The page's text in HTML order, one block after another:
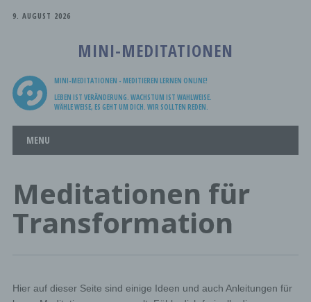
9. AUGUST 2026
MINI-MEDITATIONEN
MINI-MEDITATIONEN - MEDITIEREN LERNEN ONLINE!
LEBEN IST VERÄNDERUNG. WACHSTUM IST WAHLWEISE.
WÄHLE WEISE, ES GEHT UM DICH. WIR SOLLTEN REDEN.
Main menu
MENU
Meditationen für
Transformation
Hier auf dieser Seite sind einige Ideen und auch Anleitungen für